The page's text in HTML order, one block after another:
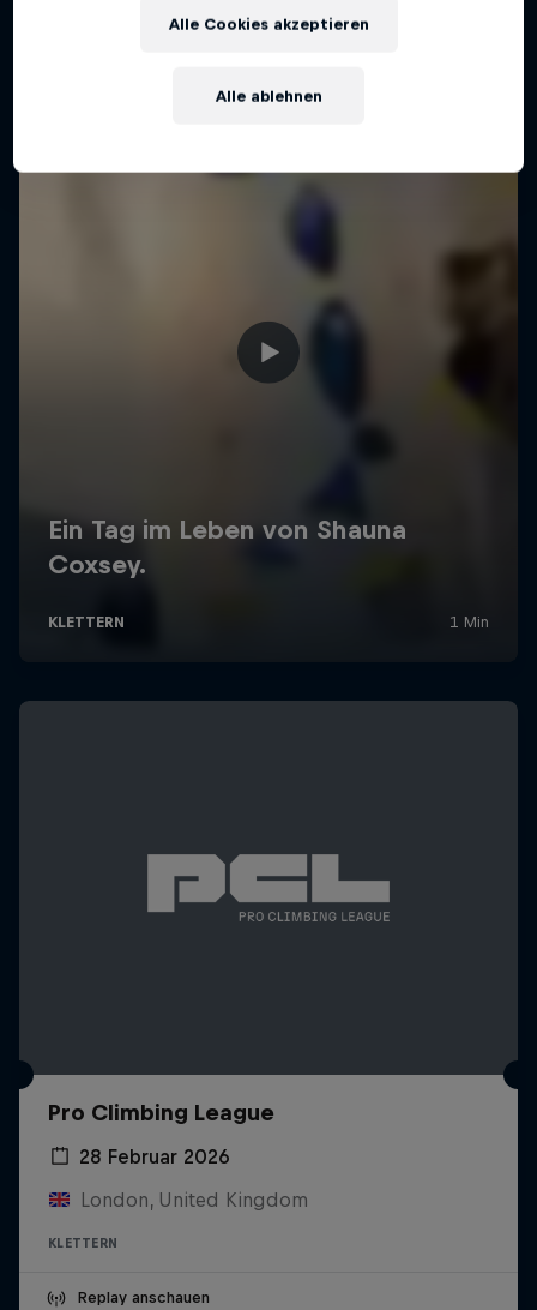
Pro Climbing League
28 Februar 2026
London, United Kingdom
KLETTERN
Replay anschauen
Alle ablehnen
Alle Cookies akzeptieren